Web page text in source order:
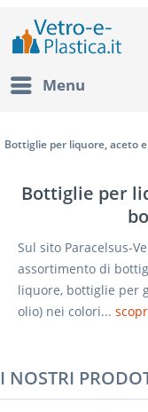
Menu
Bottiglie per liquore, aceto
Bottiglie per
Sul sito Paracelsus-
assortimento di
liquore, bottiglie per
olio) nei colori...
I NOSTRI
(8)